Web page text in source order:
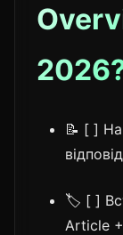
📝 [ ] На
🏷️ [ ]
Article